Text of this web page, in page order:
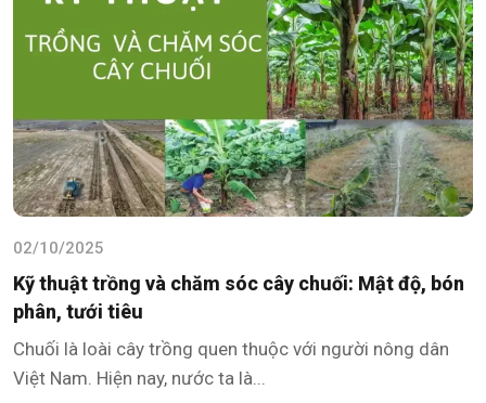
02/10/2025
Kỹ thuật trồng và chăm sóc cây chuối: Mật độ, bón
phân, tưới tiêu
Chuối là loài cây trồng quen thuộc với người nông dân
Việt Nam. Hiện nay, nước ta là...